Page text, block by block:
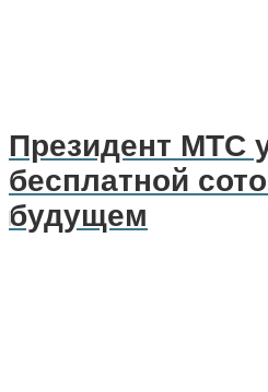
Президент МТС
бесплатной
будущем